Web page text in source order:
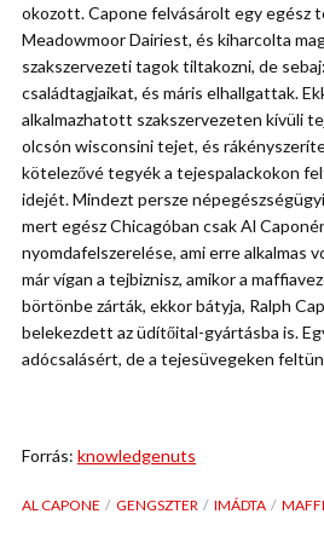
okozott. Capone felvásárolt egy egész
Meadowmoor Dairiest, és kiharcolta
szakszervezeti tagok tiltakozni, de
családtagjaikat, és máris elhallgattak.
alkalmazhatott szakszervezeten kívüli
olcsón wisconsini tejet, és
kötelezővé tegyék a tejespalackokon
idejét. Mindezt persze
mert egész Chicagóban csak Al
nyomdafelszerelése, ami erre alkalmas
már vígan a tejbiznisz, amikor a
börtönbe zárták, ekkor bátyja, Ralph
belekezdett az üdítőital-gyártásba is.
adócsalásért, de a tejesüvegeken
Forrás: knowledgenuts
AL CAPONE GENGSZTER IMÁDTA